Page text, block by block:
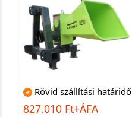
Rövid szállítási határidő
827.010 Ft+ÁFA